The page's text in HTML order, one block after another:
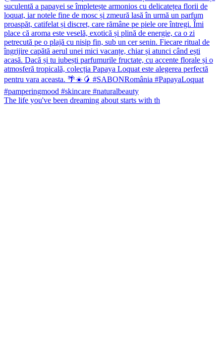
The life you've been dreaming about starts with th